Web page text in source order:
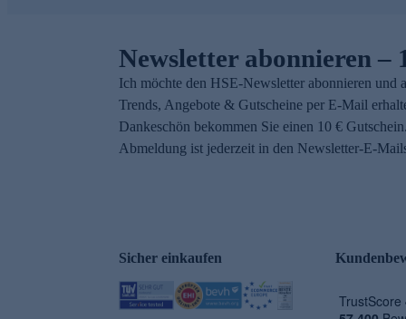
Newsletter abonnieren –
Ich möchte den HSE-Newsletter abonnieren und
Trends, Angebote & Gutscheine per E-Mail
Dankeschön bekommen Sie einen 10 €
Abmeldung ist jederzeit in den Newsletter-E-
Sicher einkaufen